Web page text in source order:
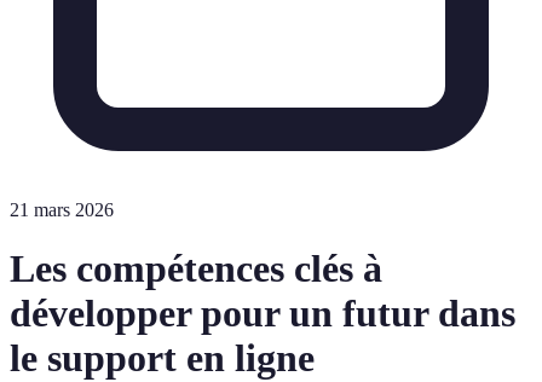
21 mars 2026
Les compétences clés à
développer pour un futur dans
le support en ligne